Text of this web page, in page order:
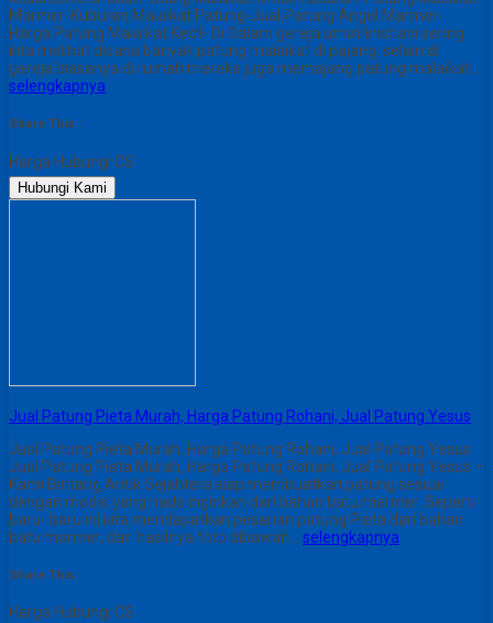
Marmer-Kuburan Malaikat Patung-Jual Patung Angel Marmer-
Harga Patung Malaikat Kecil- Di Dalam gereja umat kristiani sering
kita melihat disana banyak patung malaikat di pajang. selain di
gereja biasanya di rumah mereka juga memajang patung malaikat….
selengkapnya
Share This :
Harga Hubungi CS
Hubungi Kami
Jual Patung Pieta Murah, Harga Patung Rohani, Jual Patung Yesus
Jual Patung Pieta Murah, Harga Patung Rohani, Jual Patung Yesus
Jual Patung Pieta Murah, Harga Patung Rohani, Jual Patung Yesus –
Kami Bintang Antik Sejahtera siap membuatkan patung sesuai
dengan model yang nada inginkan dari bahan batu marmer. Seperti
baru- baru ini kita mendapatkan pesanan patung Pieta dari bahan
batu marmer, dan hasilnya foto dibawah… selengkapnya
Share This :
Harga Hubungi CS